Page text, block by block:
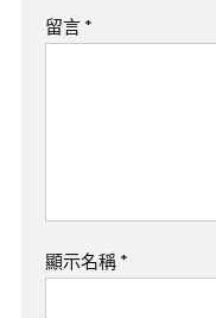
留言 *
顯示名稱 *